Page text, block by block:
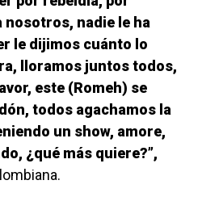
nosotros, nadie le ha
le dijimos cuánto lo
lloramos juntos todos,
este (Romeh) se
todos agachamos la
un show, amore,
¿qué más quiere?”,